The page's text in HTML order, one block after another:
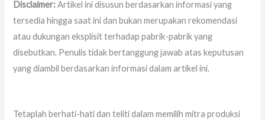
Disclaimer:Artikel ini disusun berdasarkan informasi yang
tersedia hingga saat ini dan bukan merupakan rekomendasi
atau dukungan eksplisit terhadap pabrik-pabrik yang
disebutkan. Penulis tidak bertanggung jawab atas keputusan
yang diambil berdasarkan informasi dalam artikel ini.
Tetaplah berhati-hati dan teliti dalam memilih mitra produksi